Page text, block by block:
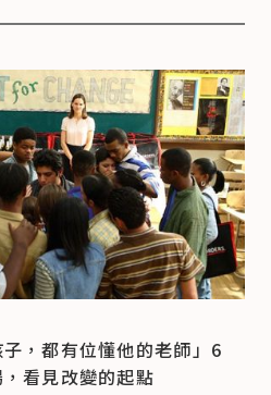
子，都有位懂他的老師」6
看見改變的起點